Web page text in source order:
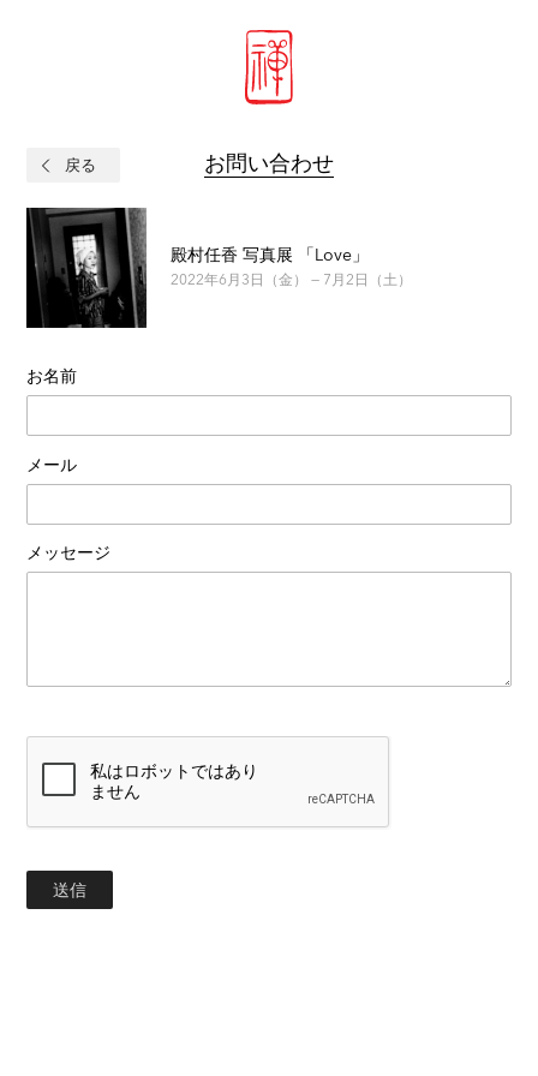
お問い合わせ
戻る
殿村任香 写真展 「Love」
2022年6月3日（金） — 7月2日（土）
お名前
メール
メッセージ